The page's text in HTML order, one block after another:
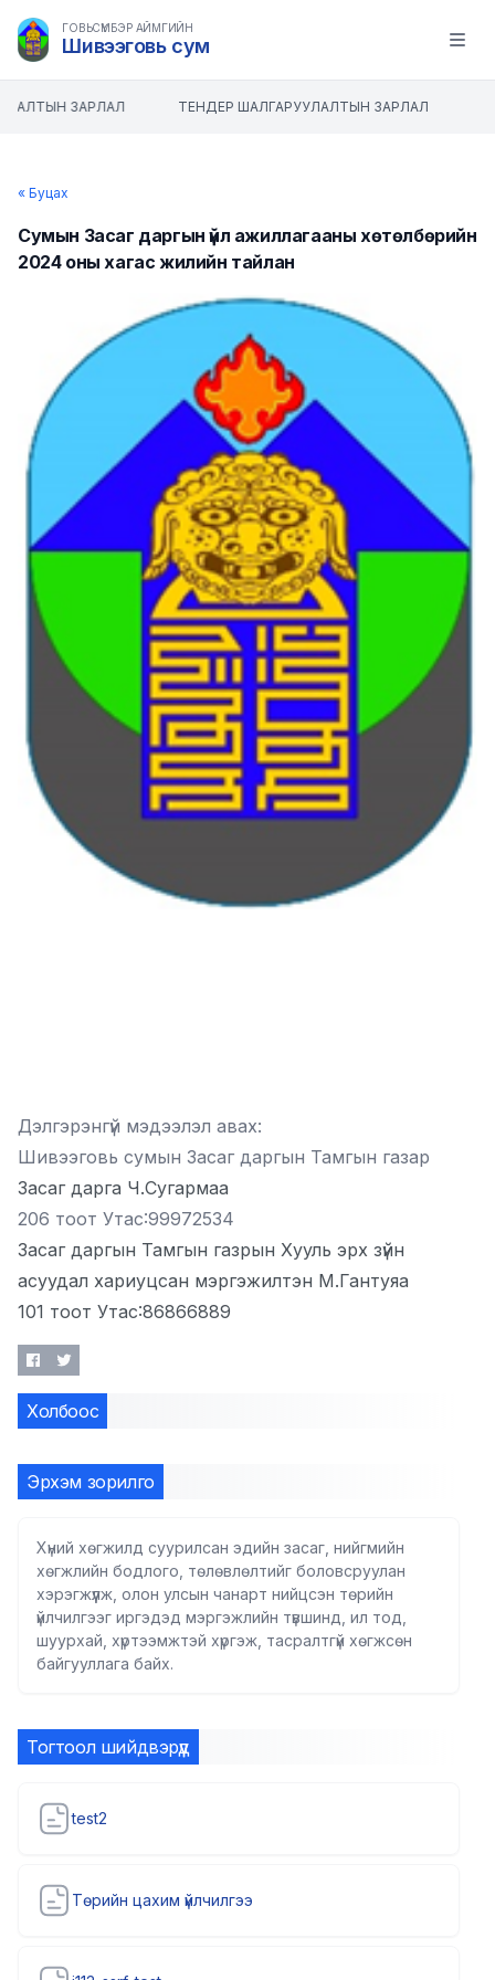
ГОВЬСҮМБЭР АЙМГИЙН
Шивээговь сум Open
ЗАРЛАЛ ТЕНДЕР ШАЛГАРУУЛАЛТЫН ЗАРЛАЛ
« Буцах
Сумын Засаг даргын үйл ажиллагааны хөтөлбөрийн
2024 оны хагас жилийн тайлан
Дэлгэрэнгүй мэдээлэл авах:
Шивээговь сумын Засаг даргын Тамгын газар
Засаг дарга Ч.Сугармаа
206 тоот Утас:99972534
Засаг даргын Тамгын газрын Хууль эрх зүйн
асуудал хариуцсан мэргэжилтэн М.Гантуяа
101 тоот Утас:86866889
Холбоос
Эрхэм зорилго
Хүний хөгжилд суурилсан эдийн засаг, нийгмийн
хөгжлийн бодлого, төлөвлөлтийг боловсруулан
хэрэгжүүлж, олон улсын чанарт нийцсэн төрийн
үйлчилгээг иргэдэд мэргэжлийн түвшинд, ил тод,
шуурхай, хүртээмжтэй хүргэж, тасралтгүй хөгжсөн
байгууллага байх.
Тогтоол шийдвэрүүд
test2
Төрийн цахим үйлчилгээ